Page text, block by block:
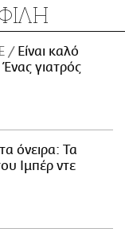
Είναι καλό
γιατρός
όνειρα: Τα
Ιμπέρ ντε